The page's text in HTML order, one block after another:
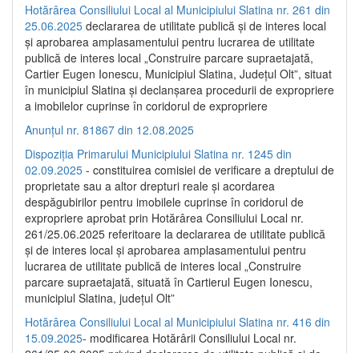
Hotărârea Consiliului Local al Municipiului Slatina nr. 261 din
25.06.2025 declararea de utilitate publică și de interes local
și aprobarea amplasamentului pentru lucrarea de utilitate
publică de interes local „Construire parcare supraetajată,
Cartier Eugen Ionescu, Municipiul Slatina, Județul Olt”, situat
în municipiul Slatina și declanșarea procedurii de expropriere
a imobilelor cuprinse în coridorul de expropriere
Anunțul nr. 81867 din 12.08.2025
Dispoziția Primarului Municipiului Slatina nr. 1245 din
02.09.2025 - constituirea comisiei de verificare a dreptului de
proprietate sau a altor drepturi reale și acordarea
despăgubirilor pentru imobilele cuprinse în coridorul de
expropriere aprobat prin Hotărârea Consiliului Local nr.
261/25.06.2025 referitoare la declararea de utilitate publică
și de interes local și aprobarea amplasamentului pentru
lucrarea de utilitate publică de interes local „Construire
parcare supraetajată, situată în Cartierul Eugen Ionescu,
municipiul Slatina, județul Olt”
Hotărârea Consiliului Local al Municipiului Slatina nr. 416 din
15.09.2025- modificarea Hotărârii Consiliului Local nr.